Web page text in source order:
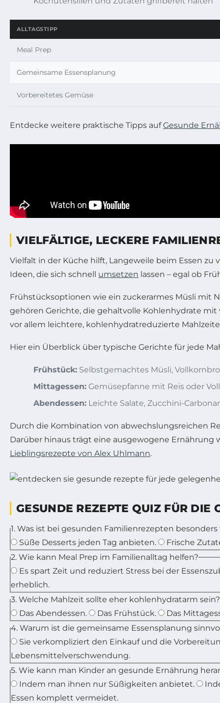
ALLTAGSTIPP
Meal Prep
Gemeinsame Essensplanung
Vorbereitetes Gemüse
Entdecke weitere praktische Tipps aufGesunde
VIELFÄLTIGE, LECKERE
Vielfalt in der Küche hilft, Langeweile beim Essen
Ideen, die sich schnell umsetzen lassen – egal ob
Frühstücksoptionen wie ein zuckerarmes Müsli mit
gehören Gerichte, die gehaltvolle Kohlenhydrate
vor allem leichtere, kohlenhydratreduzierte
Hier ein Überblick über typische Gerichte für jede
Frühstück: Selbstgemachtes Müsli,
Mittagessen: Gemüsepfanne mit Reis oder
Abendessen: Leichte Salate, Zucchini-
Durch die Kombination von abwechslungsreichen
Darüber hinaus trägt eine ausgewogene
Lieblingsrezepte von Alex Uhlmann.
GESUNDE REZEPTE QUIZ FÜR DIE
1. Was ist bei gesunden Familienrezepten
Süße Desserts jeden Tag anbieten.
Frische
2. Wie kann Meal Prep im Familienalltag helfen?
Es spart Zeit und reduziert Stress bei der
erheblich.
3. Welche Mahlzeit sollte eher kohlenhydratarm sein?
Das Abendessen.
Das Frühstück.
Das
4. Warum ist die gemeinsame Essensplanung
Sie verkompliziert den Einkauf und die
Lebensmittelverschwendung.
5. Wie kann man Kinder an gesunde Ernährung
Indem man ihnen nur Süßigkeiten anbietet.
Essen komplett vermeidet.